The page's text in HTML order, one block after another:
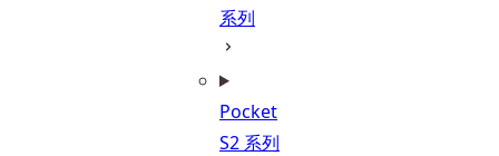
系列
Pocket
S2 系列